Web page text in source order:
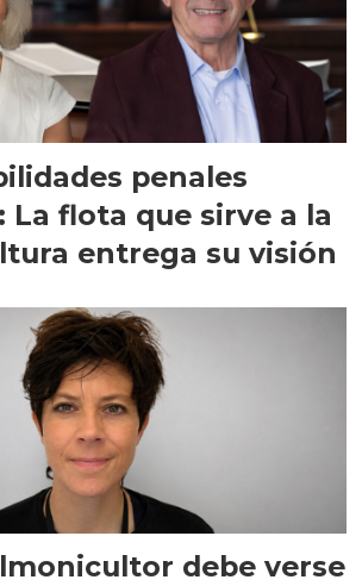
penales
La flota que sirve a la
entrega su visión
debe verse